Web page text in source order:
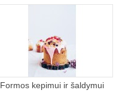
Formos kepimui ir šaldymui